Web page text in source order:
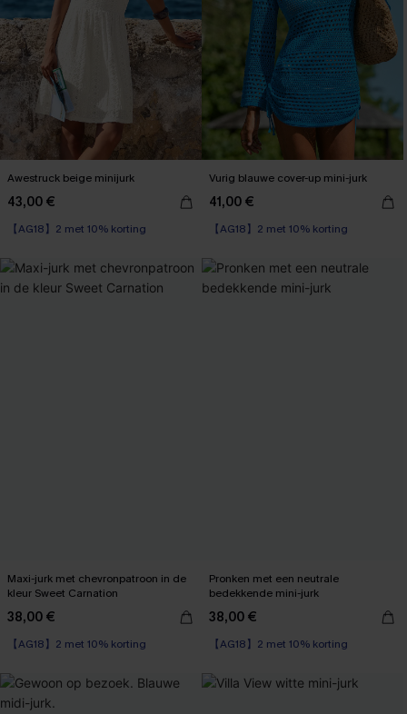
Awestruck beige minijurk
43,00 €
【AG18】2 met 10% korting
High Waist
Vurig blauwe cover-up mini-jurk
41,00 €
【AG18】2 met 10% korting
Maxi-jurk met chevronpatroon in de
kleur Sweet Carnation
38,00 €
【AG18】2 met 10% korting
High Waist
Pronken met een neutrale
bedekkende mini-jurk
38,00 €
【AG18】2 met 10% korting